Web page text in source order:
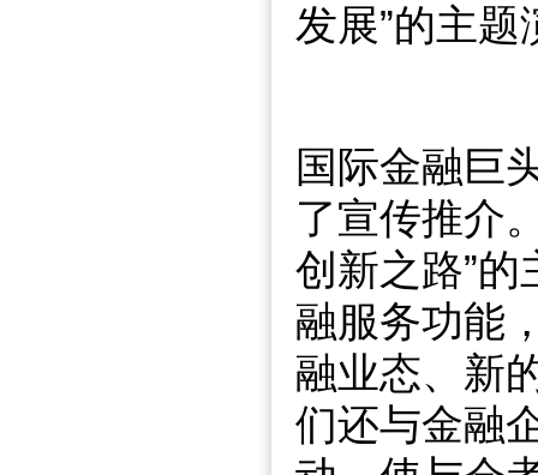
发展”的主题
国际金融巨
了宣传推介
创新之路”
融服务功能
融业态、新
们还与金融